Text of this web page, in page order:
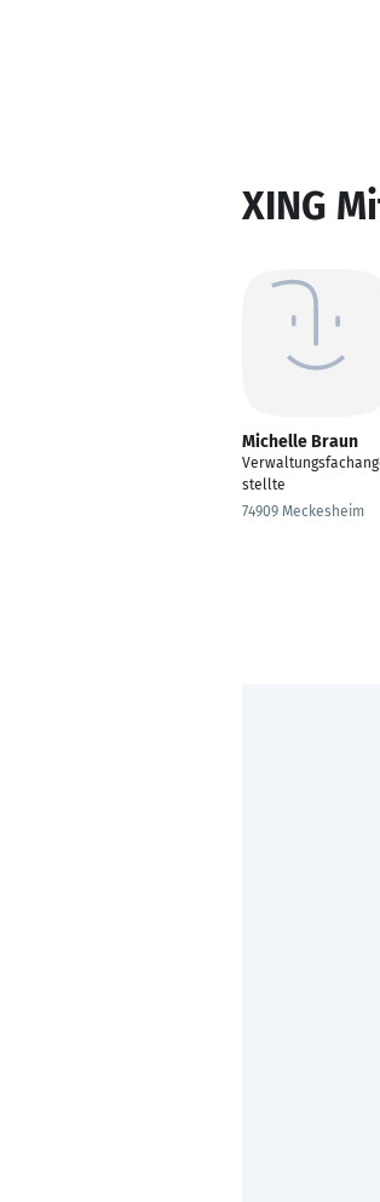
XING
Michelle Braun
stellte
74909 Meckesheim